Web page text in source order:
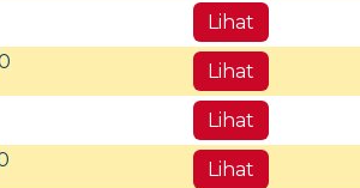
Lihat
Lihat
Lihat
Lihat